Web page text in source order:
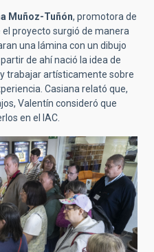
Muñoz-Tuñón, promotora de
proyecto surgió de manera
una lámina con un dibujo
de ahí nació la idea de
trabajar artísticamente sobre
Casiana relató que,
Valentín consideró que
en el IAC.